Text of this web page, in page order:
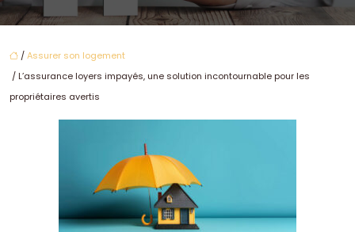
/Assurer son logement
/ L’assurance loyers impayés, une solution incontournable pour les
propriétaires avertis